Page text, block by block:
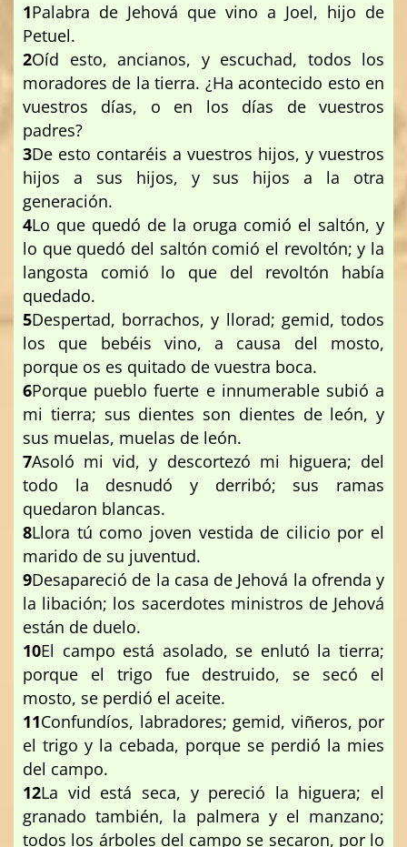
1Palabra de Jehová que vino a Joel, hijo de
Petuel.
2Oíd esto, ancianos, y escuchad, todos los
moradores de la tierra. ¿Ha acontecido esto en
vuestros días, o en los días de vuestros
padres?
3De esto contaréis a vuestros hijos, y vuestros
hijos a sus hijos, y sus hijos a la otra
generación.
4Lo que quedó de la oruga comió el saltón, y
lo que quedó del saltón comió el revoltón; y la
langosta comió lo que del revoltón había
quedado.
5Despertad, borrachos, y llorad; gemid, todos
los que bebéis vino, a causa del mosto,
porque os es quitado de vuestra boca.
6Porque pueblo fuerte e innumerable subió a
mi tierra; sus dientes son dientes de león, y
sus muelas, muelas de león.
7Asoló mi vid, y descortezó mi higuera; del
todo la desnudó y derribó; sus ramas
quedaron blancas.
8Llora tú como joven vestida de cilicio por el
marido de su juventud.
9Desapareció de la casa de Jehová la ofrenda y
la libación; los sacerdotes ministros de Jehová
están de duelo.
10El campo está asolado, se enlutó la tierra;
porque el trigo fue destruido, se secó el
mosto, se perdió el aceite.
11Confundíos, labradores; gemid, viñeros, por
el trigo y la cebada, porque se perdió la mies
del campo.
12La vid está seca, y pereció la higuera; el
granado también, la palmera y el manzano;
todos los árboles del campo se secaron, por lo